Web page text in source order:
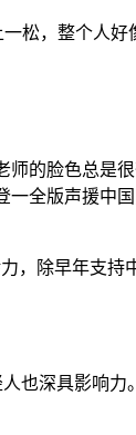
松，整个人好
师的脸色总是
全版声援中
，除早年支持
也深具影响力。